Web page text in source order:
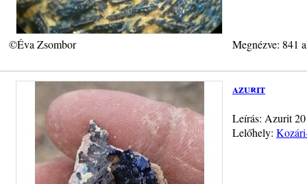
©Éva Zsombor Megnézve: 841
azurit
Leírás: Azurit
Lelőhely: